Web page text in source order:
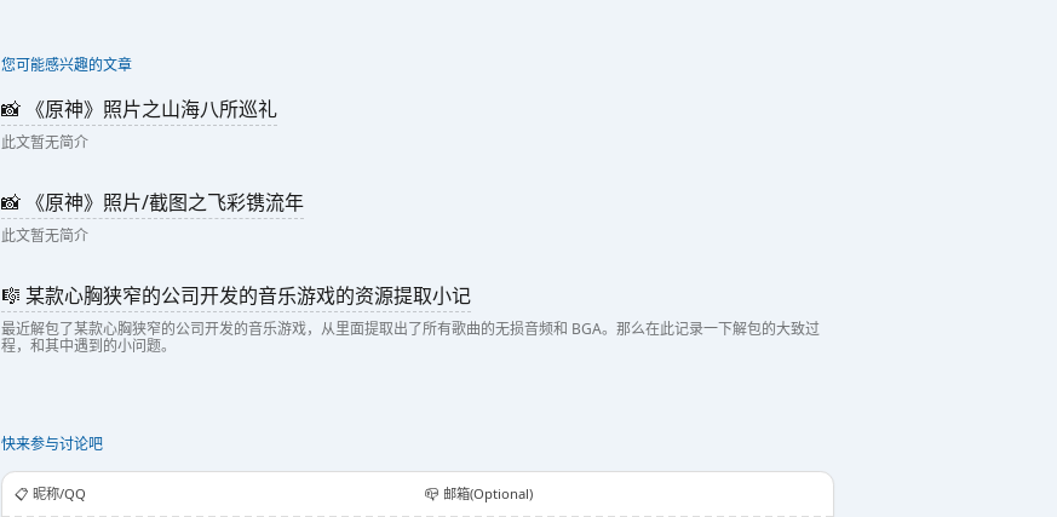
您可能感兴趣的文章
📸 《原神》照片之山海八所巡礼
此文暂无简介
📸 《原神》照片/截图之飞彩镌流年
此文暂无简介
🎼 某款心胸狭窄的公司开发的音乐游戏的资源提取小记
最近解包了某款心胸狭窄的公司开发的音乐游戏，从里面提取出了所有歌曲的无损音频和 BGA。那么在此记录一下解包的大致过
程，和其中遇到的小问题。
快来参与讨论吧
📋️ 昵称/QQ 📪 邮箱(Optional)